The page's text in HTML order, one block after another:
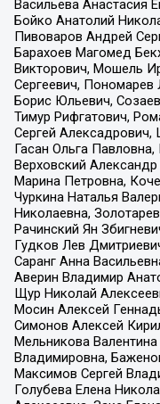
Васильева Анастасия
Бойко Анатолий
Пивоваров Андрей
Барахоев Магомед
Викторович, Мошель
Сергеевич, Пономарев
Борис Юльевич,
Тимур Рифгатович,
Сергей Алексадрович,
Гасан Ольга
Верховский
Марина Петровна,
Чуркина Наталья
Николаевна,
Рачинский Ян
Гудков Лев
Саранг Анна
Аверин Владимир
Щур Николай
Мосин Алексей
Симонов Алексей
Мельникова
Владимировна,
Максимов Сергей
Голубева Елена